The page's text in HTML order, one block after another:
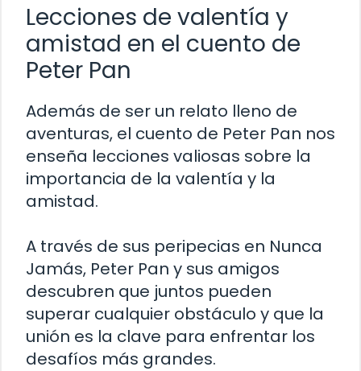
Lecciones de valentía y
amistad en el cuento de
Peter Pan
Además de ser un relato lleno de
aventuras, el cuento de Peter Pan nos
enseña lecciones valiosas sobre la
importancia de la valentía y la
amistad.
A través de sus peripecias en Nunca
Jamás, Peter Pan y sus amigos
descubren que juntos pueden
superar cualquier obstáculo y que la
unión es la clave para enfrentar los
desafíos más grandes.